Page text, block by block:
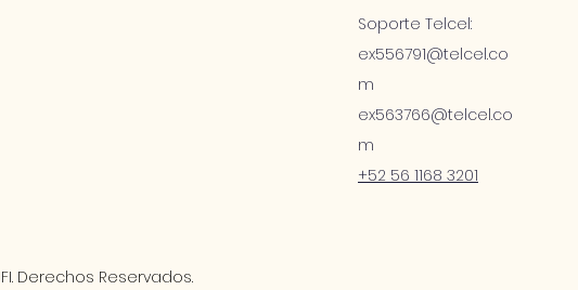
Derechos Reservados.
Soporte Telcel:
ex556791@telcel.co
m
ex563766@telcel.co
m
+52 56 1168 3201